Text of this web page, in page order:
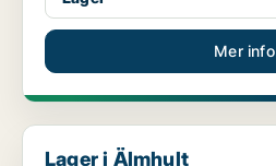
Mer info
Lager i Älmhult
Lager i Älmhult